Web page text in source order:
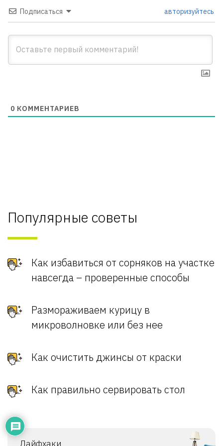
Подписаться авторизуйтесь
0 КОММЕНТАРИЕВ
Популярные советы
Как избавиться от сорняков на участке
навсегда – проверенные способы
Размораживаем курицу в
микроволновке или без нее
Как очистить джинсы от краски
Как правильно сервировать стол
Лайфхаки